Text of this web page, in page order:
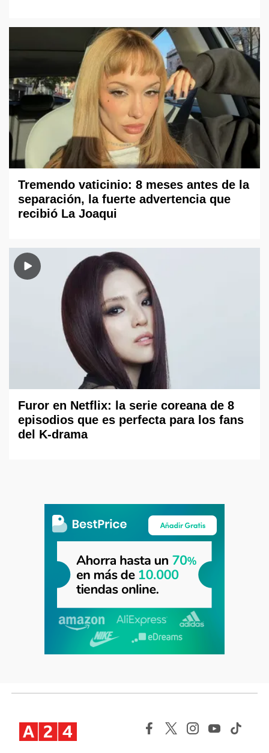
Tremendo vaticinio: 8 meses antes de la
separación, la fuerte advertencia que
recibió La Joaqui
Furor en Netflix: la serie coreana de 8
episodios que es perfecta para los fans
del K-drama